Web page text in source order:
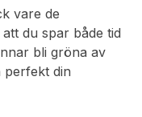
vare de
du spar både tid
bli gröna av
perfekt din